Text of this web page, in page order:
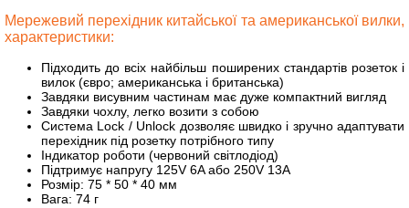
Мережевий перехідник китайської та американської вилки,
характеристики:
Підходить до всіх найбільш поширених стандартів розеток і
вилок (євро; американська і британська)
Завдяки висувним частинам має дуже компактний вигляд
Завдяки чохлу, легко возити з собою
Система Lock / Unlock дозволяє швидко і зручно адаптувати
перехідник під розетку потрібного типу
Індикатор роботи (червоний світлодіод)
Підтримує напругу 125V 6A або 250V 13A
Розмір: 75 * 50 * 40 мм
Вага: 74 г